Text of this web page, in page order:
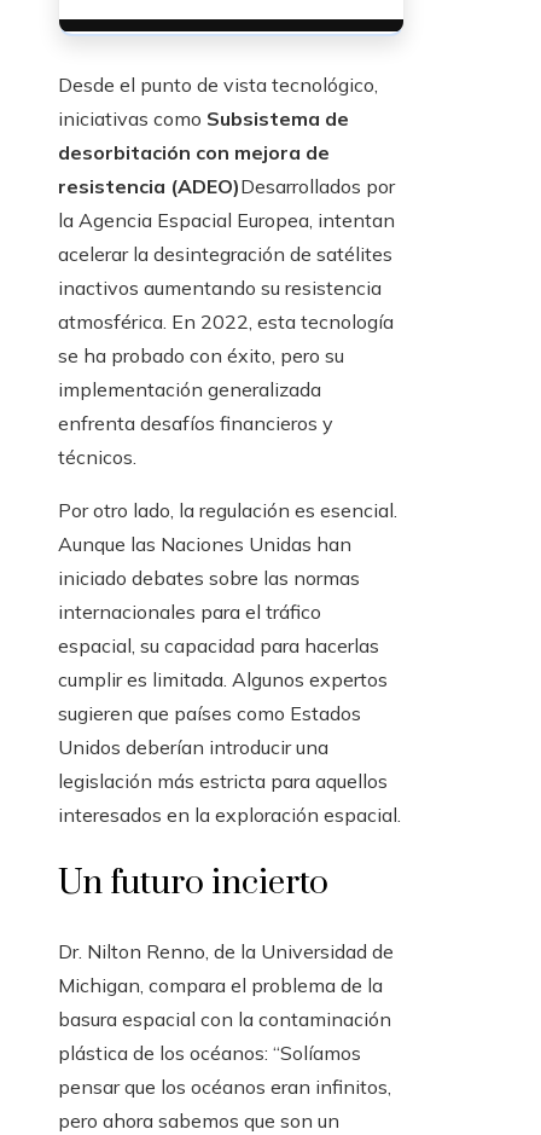
Desde el punto de vista tecnológico,
iniciativas como Subsistema de
desorbitación con mejora de
resistencia (ADEO)Desarrollados por
la Agencia Espacial Europea, intentan
acelerar la desintegración de satélites
inactivos aumentando su resistencia
atmosférica. En 2022, esta tecnología
se ha probado con éxito, pero su
implementación generalizada
enfrenta desafíos financieros y
técnicos.
Por otro lado, la regulación es esencial.
Aunque las Naciones Unidas han
iniciado debates sobre las normas
internacionales para el tráfico
espacial, su capacidad para hacerlas
cumplir es limitada. Algunos expertos
sugieren que países como Estados
Unidos deberían introducir una
legislación más estricta para aquellos
interesados ​​en la exploración espacial.
Un futuro incierto
Dr. Nilton Renno, de la Universidad de
Michigan, compara el problema de la
basura espacial con la contaminación
plástica de los océanos: “Solíamos
pensar que los océanos eran infinitos,
pero ahora sabemos que son un